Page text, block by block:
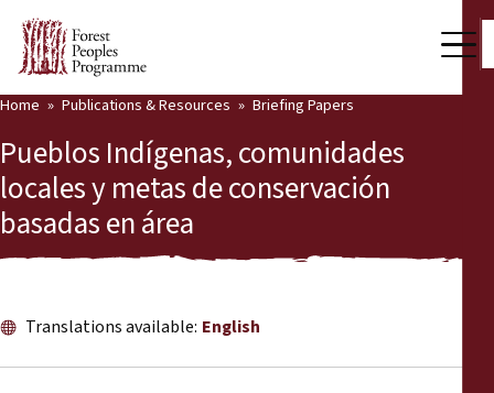
Our Work
Community Voices
Partners & Countries
Publications & Resources
Back
Home Publications & Resources Briefing Papers
Pueblos Indígenas, comunidades
locales y metas de conservación
basadas en área
Translations available: English